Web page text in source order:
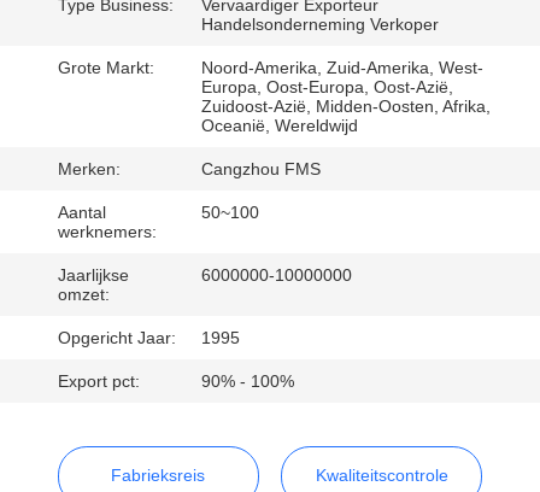
PRIVACYBELEID
Type Business:
Vervaardiger Exporteur
Handelsonderneming Verkoper
Grote Markt:
Noord-Amerika, Zuid-Amerika, West-
Europa, Oost-Europa, Oost-Azië,
Zuidoost-Azië, Midden-Oosten, Afrika,
Oceanië, Wereldwijd
Merken: Cangzhou FMS
Aantal
werknemers:
50~100
Jaarlijkse
omzet:
6000000-10000000
Opgericht Jaar: 1995
Export pct: 90% - 100%
Fabrieksreis Kwaliteitscontrole